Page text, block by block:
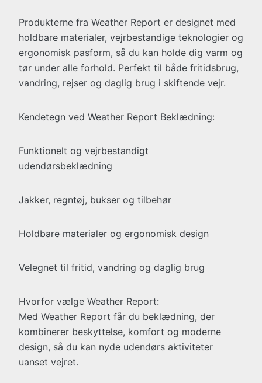
Produkterne fra Weather Report er designet med
holdbare materialer, vejrbestandige teknologier og
ergonomisk pasform, så du kan holde dig varm og
tør under alle forhold. Perfekt til både fritidsbrug,
vandring, rejser og daglig brug i skiftende vejr.
Kendetegn ved Weather Report Beklædning:
Funktionelt og vejrbestandigt
udendørsbeklædning
Jakker, regntøj, bukser og tilbehør
Holdbare materialer og ergonomisk design
Velegnet til fritid, vandring og daglig brug
Hvorfor vælge Weather Report:
Med Weather Report får du beklædning, der
kombinerer beskyttelse, komfort og moderne
design, så du kan nyde udendørs aktiviteter
uanset vejret.